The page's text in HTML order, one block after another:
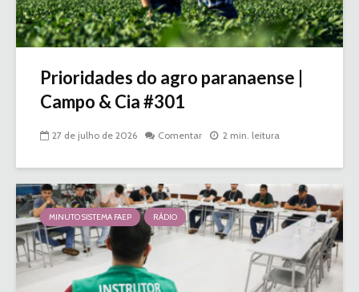
Prioridades do agro paranaense |
Campo & Cia #301
27 de julho de 2026 Comentar 2 min. leitura
MINUTO SISTEMA FAEP RÁDIO